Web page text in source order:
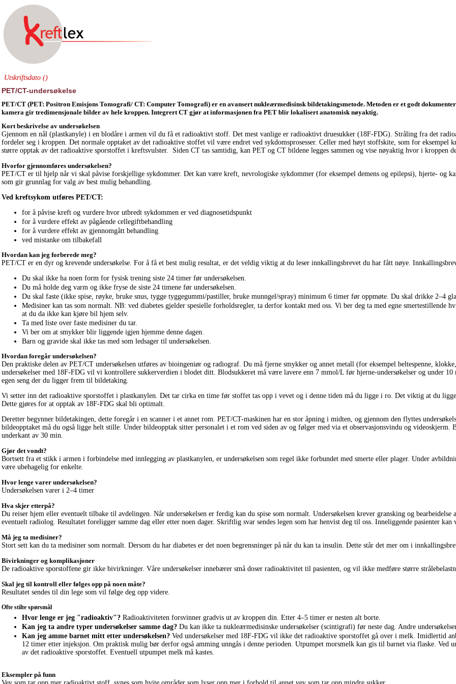
Utskriftsdato ()
PET/CT-undersøkelse
PET/CT (PET: Positron Emisjons Tomografi/ CT: Computer Tomografi) er en avansert nukleærmedisinsk bildetakingsmetode. Metoden er et godt
kamera gir tredimensjonale bilder av hele kroppen. Integrert CT gjør at informasjonen fra PET blir lokalisert anatomisk nøyaktig.
Kort beskrivelse av undersøkelsen
Gjennom en nål (plastkanyle) i en blodåre i armen vil du få et radioaktivt stoff. Det mest vanlige er radioaktivt druesukker (18F-FDG). Stråling fra det
fordeler seg i kroppen. Det normale opptaket av det radioaktive stoffet vil være endret ved sykdomsprosesser. Celler med høyt stoffskite, som for eksempel
større opptak av det radioaktive sporstoffet i kreftsvulster. Siden CT tas samtidig, kan PET og CT bildene legges sammen og vise nøyaktig hvor i kroppen
Hvorfor gjennomføres undersøkelsen?
PET/CT er til hjelp når vi skal påvise forskjellige sykdommer. Det kan være kreft, nevrologiske sykdommer (for eksempel demens og epilepsi), hjerte- og
som gir grunnlag for valg av best mulig behandling.
Ved kreftsykom utføres PET/CT:
for å påvise kreft og vurdere hvor utbredt sykdommen er ved diagnosetidspunkt
for å vurdere effekt av pågående cellegiftbehandling
for å vurdere effekt av gjennomgått behandling
ved mistanke om tilbakefall
Hvordan kan jeg forberede meg?
PET/CT er en dyr og krevende undersøkelse. For å få et best mulig resultat, er det veldig viktig at du leser innkallingsbrevet du har fått nøye.
Du skal ikke ha noen form for fysisk trening siste 24 timer før undersøkelsen.
Du må holde deg varm og ikke fryse de siste 24 timene før undersøkelsen.
Du skal faste (ikke spise, røyke, bruke snus, tygge tyggegummi/pastiller, bruke munngel/spray) minimum 6 timer før oppmøte. Du skal drikke 2–4
Medisiner kan tas som normalt. NB: ved diabetes gjelder spesielle forholdsregler, ta derfor kontakt med oss. Vi ber deg ta med egne smertestillende
at du da ikke kan kjøre bil hjem selv.
Ta med liste over faste medisiner du tar.
Vi ber om at smykker blir liggende igjen hjemme denne dagen.
Barn og gravide skal ikke tas med som ledsager til undersøkelsen.
Hvordan foregår undersøkelsen?
Den praktiske delen av PET/CT undersøkelsen utføres av bioingeniør og radiograf. Du må fjerne smykker og annet metall (for eksempel beltespenne,
undersøkelser med 18F-FDG vil vi kontrollere sukkerverdien i blodet ditt. Blodsukkeret må være lavere enn 7 mmol/L før hjerne-undersøkelser og under
egen seng der du ligger frem til bildetaking.
Vi setter inn det radioaktive sporstoffet i plastkanylen. Det tar cirka en time før stoffet tas opp i vevet og i denne tiden må du ligge i ro. Det viktig at du
Dette gjøres for at opptak av 18F-FDG skal bli optimalt.
Deretter begynner bildetakingen, dette foregår i en scanner i et annet rom. PET/CT-maskinen har en stor åpning i midten, og gjennom den flyttes
bildeopptaket må du også ligge helt stille. Under bildeopptak sitter personalet i et rom ved siden av og følger med via et observasjonsvindu og
underkant av 30 min.
Gjør det vondt?
Bortsett fra et stikk i armen i forbindelse med innlegging av plastkanylen, er undersøkelsen som regel ikke forbundet med smerte eller plager. Under
være ubehagelig for enkelte.
Hvor lenge varer undersøkelsen?
Undersøkelsen varer i 2–4 timer
Hva skjer etterpå?
Du reiser hjem eller eventuelt tilbake til avdelingen. Når undersøkelsen er ferdig kan du spise som normalt. Undersøkelsen krever gransking og
eventuelt radiolog. Resultatet foreligger samme dag eller etter noen dager. Skriftlig svar sendes legen som har henvist deg til oss. Inneliggende pasienter
Må jeg ta medisiner?
Stort sett kan du ta medisiner som normalt. Dersom du har diabetes er det noen begrensninger på når du kan ta insulin. Dette står det mer om i
Bivirkninger og komplikasjoner
De radioaktive sporstoffene gir ikke bivirkninger. Våre undersøkelser innebærer små doser radioaktivitet til pasienten, og vil ikke medføre større
Skal jeg til kontroll eller følges opp på noen måte?
Resultatet sendes til din lege som vil følge deg opp videre.
Ofte stilte spørsmål
Hvor lenge er jeg "radioaktiv"? Radioaktiviteten forsvinner gradvis ut av kroppen din. Etter 4–5 timer er nesten alt borte.
Kan jeg ta andre typer undersøkelser samme dag? Du kan ikke ta nukleærmedisinske undersøkelser (scintigrafi) før neste dag. Andre
Kan jeg amme barnet mitt etter undersøkelsen? Ved undersøkelser med 18F-FDG vil ikke det radioaktive sporstoffet gå over i melk. Imidlertid
12 timer etter injeksjon. Om praktisk mulig bør derfor også amming unngås i denne perioden. Utpumpet morsmelk kan gis til barnet via flaske. Ved
av det radioaktive sporstoffet. Eventuell utpumpet melk må kastes.
Eksempler på funn